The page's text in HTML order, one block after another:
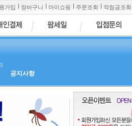
가입 장바구니 마이쇼핑 주문조회 적립금조회
공지사항